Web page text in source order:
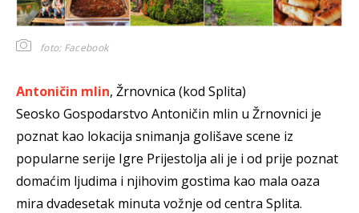
foto: Facebook
Antoničin mlin, Žrnovnica (kod Splita)
Seosko Gospodarstvo Antoničin mlin u Žrnovnici je
poznat kao lokacija snimanja golišave scene iz
popularne serije Igre Prijestolja ali je i od prije poznat
domaćim ljudima i njihovim gostima kao mala oaza
mira dvadesetak minuta vožnje od centra Splita.